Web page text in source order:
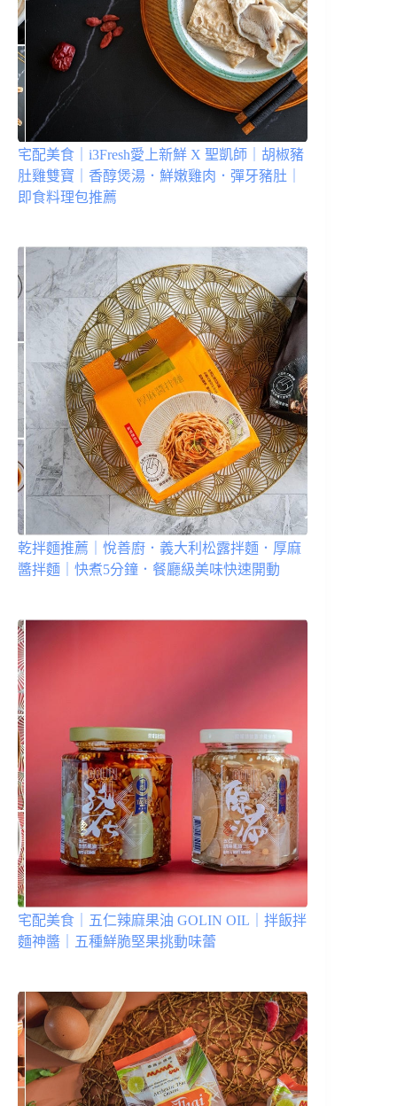
宅配美食｜i3Fresh愛上新鮮 X 聖凱師｜胡椒豬
肚雞雙寶｜香醇煲湯．鮮嫩雞肉．彈牙豬肚｜
即食料理包推薦
乾拌麵推薦｜悅善廚．義大利松露拌麵．厚麻
醬拌麵｜快煮5分鐘．餐廳級美味快速開動
宅配美食｜五仁辣麻果油 GOLIN OIL｜拌飯拌
麵神醬｜五種鮮脆堅果挑動味蕾